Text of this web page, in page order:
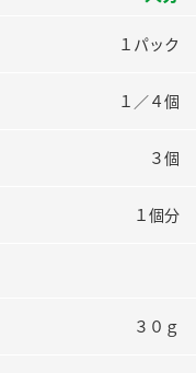
１パック
１／４個
３個
１個分
３０ｇ